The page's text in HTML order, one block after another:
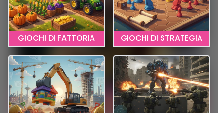
CLICCA QUI PER GIOCARE
HEROES OF HISTORY
GIOCHI DI FATTORIA GIOCHI DI STRATEGIA